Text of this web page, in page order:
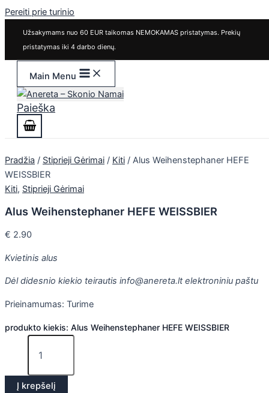
Pereiti prie turinio
Užsakymams nuo 60 EUR taikomas NEMOKAMAS pristatymas. Prekių
pristatymas iki 4 darbo dienų.
Main Menu
Paieška
Pradžia / Stiprieji Gėrimai / Kiti / Alus Weihenstephaner HEFE
WEISSBIER
Kiti, Stiprieji Gėrimai
Alus Weihenstephaner HEFE WEISSBIER
€ 2.90
Kvietinis alus
Dėl didesnio kiekio teirautis info@anereta.lt elektroniniu paštu
Prieinamumas: Turime
produkto kiekis: Alus Weihenstephaner HEFE WEISSBIER
Į krepšelį